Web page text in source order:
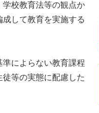
校教育法等の観点か
して教育を実施する
によらない教育課程
等の実態に配慮した